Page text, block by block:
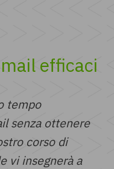
efficaci
tempo
senza ottenere
corso di
vi insegnerà a